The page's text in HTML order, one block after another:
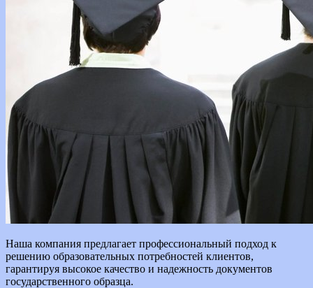
Наша компания предлагает профессиональный подход к
решению образовательных потребностей клиентов,
гарантируя высокое качество и надежность документов
государственного образца.